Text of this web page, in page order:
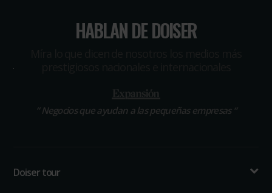
HABLAN DE DOISER
“Negocios que ayudan a las pequeñas empresas “
Doiser tour